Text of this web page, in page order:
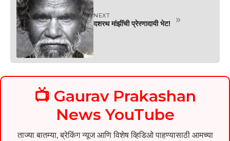
NEXT
दशरथ मांझींची प्रेरणादायी भेट! »
📺 Gaurav Prakashan
News YouTube
ताज्या बातम्या, ब्रेकिंग न्यूज आणि विशेष व्हिडिओ पाहण्यासाठी आमच्या